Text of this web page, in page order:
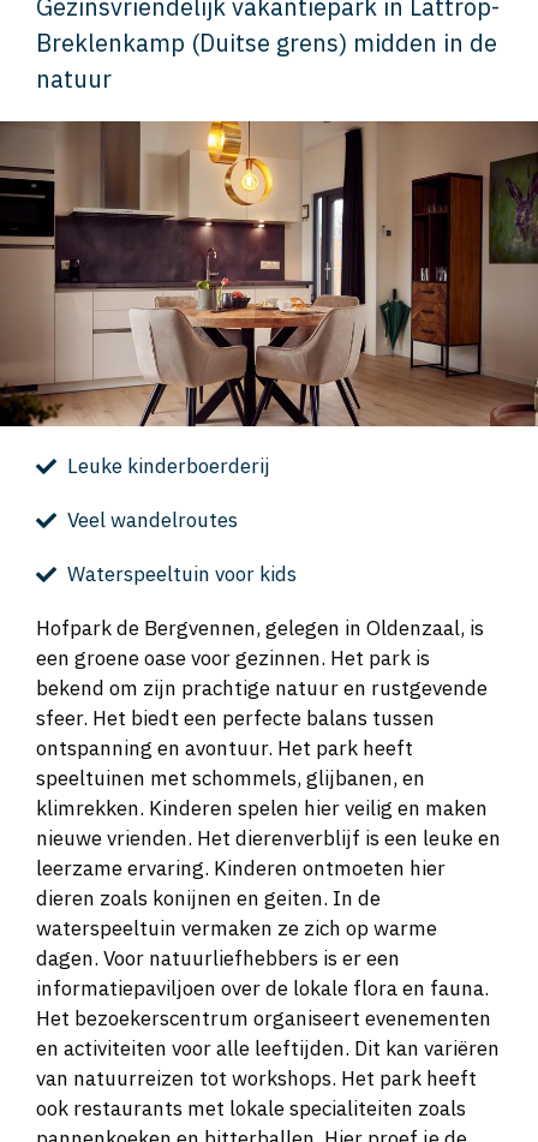
Breklenkamp (Duitse grens) midden in de
natuur
Leuke kinderboerderij
Veel wandelroutes
Waterspeeltuin voor kids
Hofpark de Bergvennen, gelegen in Oldenzaal, is
een groene oase voor gezinnen. Het park is
bekend om zijn prachtige natuur en rustgevende
sfeer. Het biedt een perfecte balans tussen
ontspanning en avontuur. Het park heeft
speeltuinen met schommels, glijbanen, en
klimrekken. Kinderen spelen hier veilig en maken
nieuwe vrienden. Het dierenverblijf is een leuke en
leerzame ervaring. Kinderen ontmoeten hier
dieren zoals konijnen en geiten. In de
waterspeeltuin vermaken ze zich op warme
dagen. Voor natuurliefhebbers is er een
informatiepaviljoen over de lokale flora en fauna.
Het bezoekerscentrum organiseert evenementen
en activiteiten voor alle leeftijden. Dit kan variëren
van natuurreizen tot workshops. Het park heeft
ook restaurants met lokale specialiteiten zoals